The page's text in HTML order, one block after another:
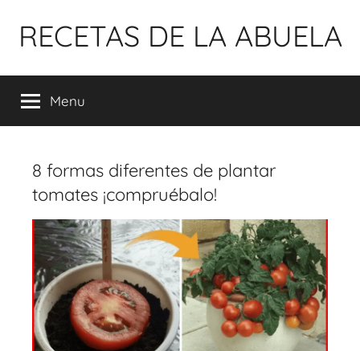
para
conteúdo
RECETAS DE LA ABUELA
Menu
8 formas diferentes de plantar
tomates ¡compruébalo!